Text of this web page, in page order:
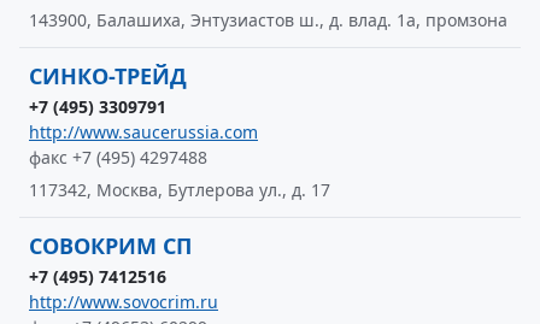
143900, Балашиха, Энтузиастов ш., д. влад. 1а, промзона
СИНКО-ТРЕЙД
+7 (495) 3309791
http://www.saucerussia.com
факс +7 (495) 4297488
117342, Москва, Бутлерова ул., д. 17
СОВОКРИМ СП
+7 (495) 7412516
http://www.sovocrim.ru